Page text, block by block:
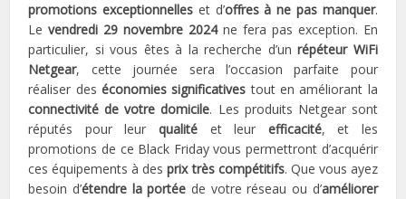
promotions exceptionnelles et d’offres à ne pas manquer.
Levendredi 29 novembre 2024ne fera pas exception. En
particulier, si vous êtes à la recherche d’unrépéteur WiFi
Netgear, cette journée sera l’occasion parfaite pour
réaliser des économies significatives tout en améliorant la
connectivité de votre domicile. Les produits Netgear sont
réputés pour leur qualitéet leur efficacité, et les
promotions de ce Black Friday vous permettront d’acquérir
ces équipements à desprix très compétitifs. Que vous ayez
besoin d’étendre la portée de votre réseau ou d’améliorer